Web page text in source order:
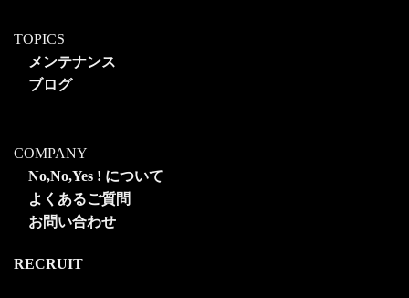
TOPICS
メンテナンス
ブログ
COMPANY
No,No,Yes ! について
よくあるご質問
お問い合わせ
RECRUIT